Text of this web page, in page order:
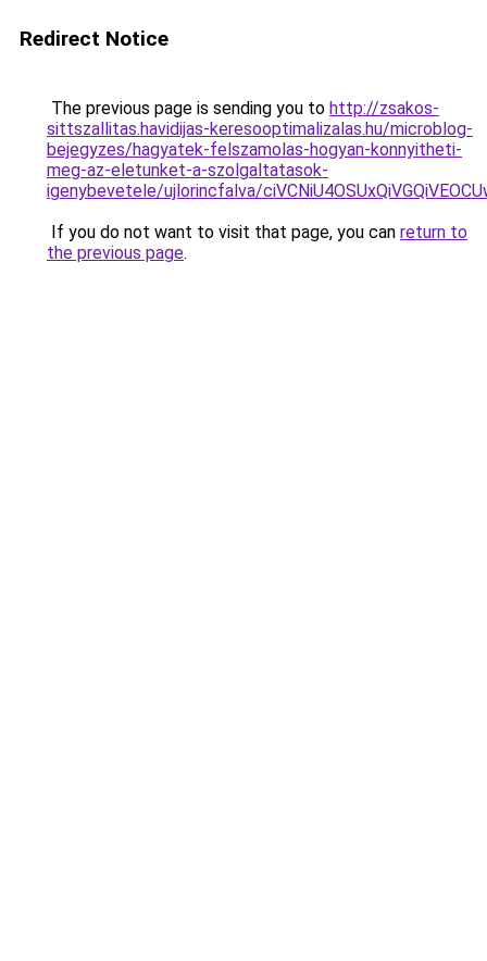
Redirect Notice
The previous page is sending you to http://zsakos-
sittszallitas.havidijas-keresooptimalizalas.hu/microblog-
bejegyzes/hagyatek-felszamolas-hogyan-konnyitheti-
meg-az-eletunket-a-szolgaltatasok-
igenybevetele/ujlorincfalva/
If you do not want to visit that page, you can return to
the previous page.